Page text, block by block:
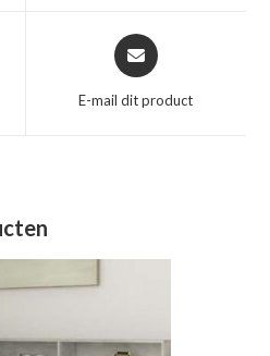
Opent
in
nieuw
E-mail dit product